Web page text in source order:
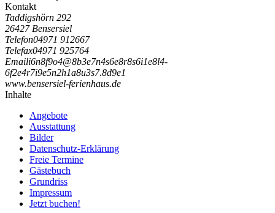
Kontakt
Taddigshörn 292
26427 Bensersiel
Telefon04971 912667
Telefax04971 925764
Emaili6n8f9o4@8b3e7n4s6e8r8s6i1e8l4-
6f2e4r7i9e5n2h1a8u3s7.8d9e1
www.bensersiel-ferienhaus.de
Inhalte
Angebote
Ausstattung
Bilder
Datenschutz-Erklärung
Freie Termine
Gästebuch
Grundriss
Impressum
Jetzt buchen!